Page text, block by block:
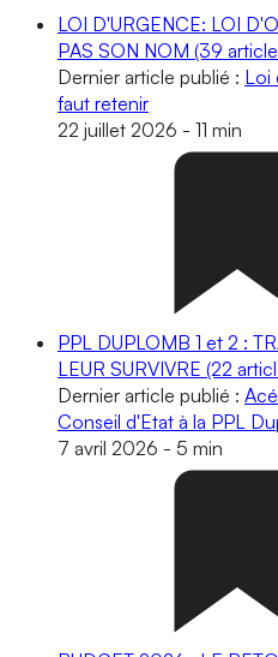
LOI D'URGENCE: LOI
PAS SON NOM (39
Dernier article publié : Loi
faut retenir
22 juillet 2026 - 11 min
PPL DUPLOMB 1 et 2 :
LEUR SURVIVRE (22
Dernier article publié :
Conseil d'Etat à la PPL
7 avril 2026 - 5 min